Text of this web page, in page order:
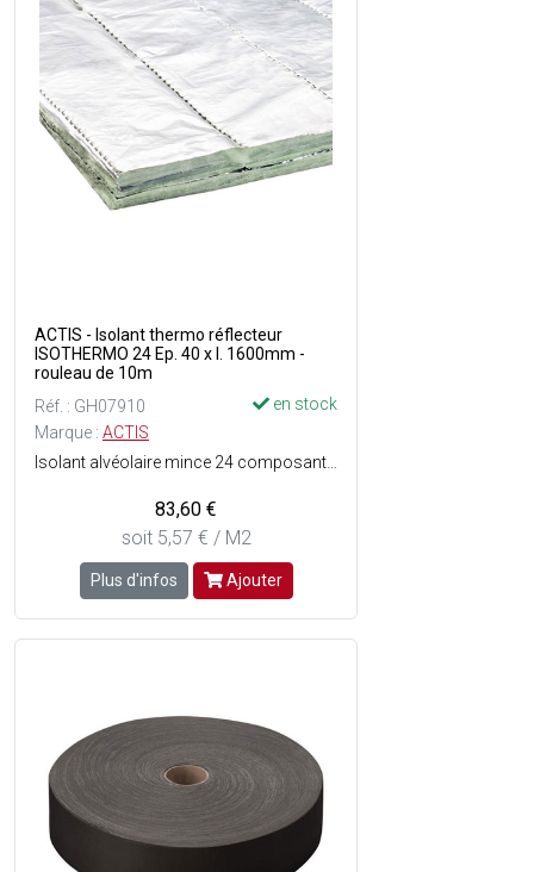
ACTIS - Isolant thermo réflecteur
ISOTHERMO 24 Ep. 40 x l. 1600mm -
rouleau de 10m
Réf. : GH07910
en stock
Marque : ACTIS
83,60 €
soit 5,57 € / M2
Plus d'infos Ajouter